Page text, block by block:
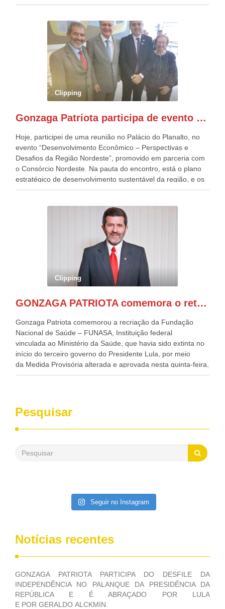
estavam presentes, nos Desfiles da Independência da
outros desfiles, na Esplanada dos Ministérios, disse ter sido
o deste ano, o maior e o mais organizado de todos. “Há
quatro décadas, como Patriota até no nome, participo
anualmente dos desfiles de Sete de Setembro, na
Esplanada dos Ministérios, em Brasília. Este ano, o governo
preparou espaços com cadeiras e coberturas, para 30.000
pessoas, só que o número de Patriotas Brasileiros
Independentes, dobrou na Esplanada. Eu, Lula e os
Patriota.
Clipping
Gonzaga Patriota participa de evento em prol do desenvolvimento do Nordeste
Hoje, participei de uma reunião no Palácio do Planalto, no
evento “Desenvolvimento Econômico – Perspectivas e
Desafios da Região Nordeste”, promovido em parceria com
o Consórcio Nordeste. Na pauta do encontro, está o plano
estratégico de desenvolvimento sustentável da região, e os
desafios para a elaboração de políticas públicas, que
evento contou com a presença do Vice-presidente Geraldo
Alckmin, que também ocupa o Ministério do
Desenvolvimento, Indústria, Comércio e Serviços, o ex
governador de Pernambuco, agora Presidente do Banco do
Nordeste, Paulo Câmara, o ex Deputado Federal, e
atualmente Superintendente da SUDENE, Danilo Cabral, da
Governadora de Pernambuco, Raquel Lyra, os ministros da
Casa Civil, Rui Costa, e da Integração e do Desenvolvimento
de todo Nordeste que também ajudam a fomentar o
Clipping
GONZAGA PATRIOTA comemora o retorno da FUNASA
Gonzaga Patriota comemorou a recriação da Fundação
Nacional de Saúde – FUNASA, Instituição federal
vinculada ao Ministério da Saúde, que havia sido extinta no
início do terceiro governo do Presidente Lula, por meio
da Medida Provisória alterada e aprovada nesta quinta-feira,
pelo Congresso Nacional. Gonzaga Patriota disse hoje em
desenvolvimento dos seus municípios e, somente o ano
passado, essa Fundação distribuiu mais de três bilhões de
reais, com suas maravilhosas ações, dentre alas, mais de
saneamento básico, em pequenas comunidades rurais.
Patriota disse ainda que, mesmo sem mandato,
Pesquisar
Seguir no Instagram
Notícias recentes
GONZAGA PATRIOTA PARTICIPA DO DESFILE DA
INDEPENDÊNCIA NO PALANQUE DA PRESIDÊNCIA DA
REPÚBLICA E É ABRAÇADO POR LULA
E POR GERALDO ALCKMIN.